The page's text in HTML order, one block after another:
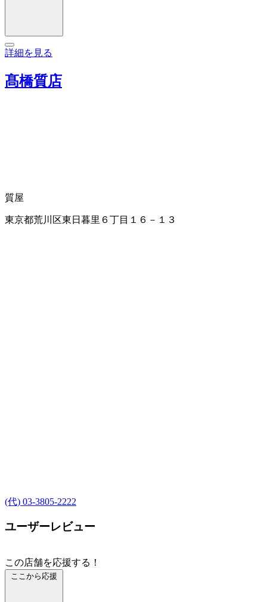
詳細を見る
髙橋質店
質屋
東京都荒川区東日暮里６丁目１６－１３
(代) 03-3805-2222
ユーザーレビュー
この店舗を応援する！
ここから応援